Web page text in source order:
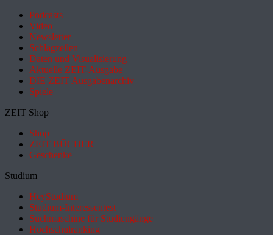
Podcasts
Video
Newsletter
Schlagzeilen
Daten und Visualisierung
Aktuelle ZEIT-Ausgabe
DIE ZEIT Ausgabenarchiv
Spiele
ZEIT Shop
Shop
ZEIT BÜCHER
Geschenke
Studium
HeyStudium
Studium-Interessentest
Suchmaschine für Studiengänge
Hochschulranking